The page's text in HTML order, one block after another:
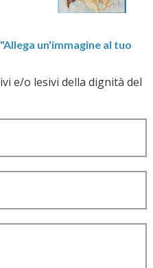
"Allega un'immagine al tuo